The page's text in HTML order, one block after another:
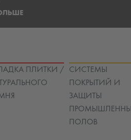
ПЛИТКИ /
СИСТЕМЫ
ПОКРЫТИЙ И
ЗАЩИТЫ
ПОЛОВ